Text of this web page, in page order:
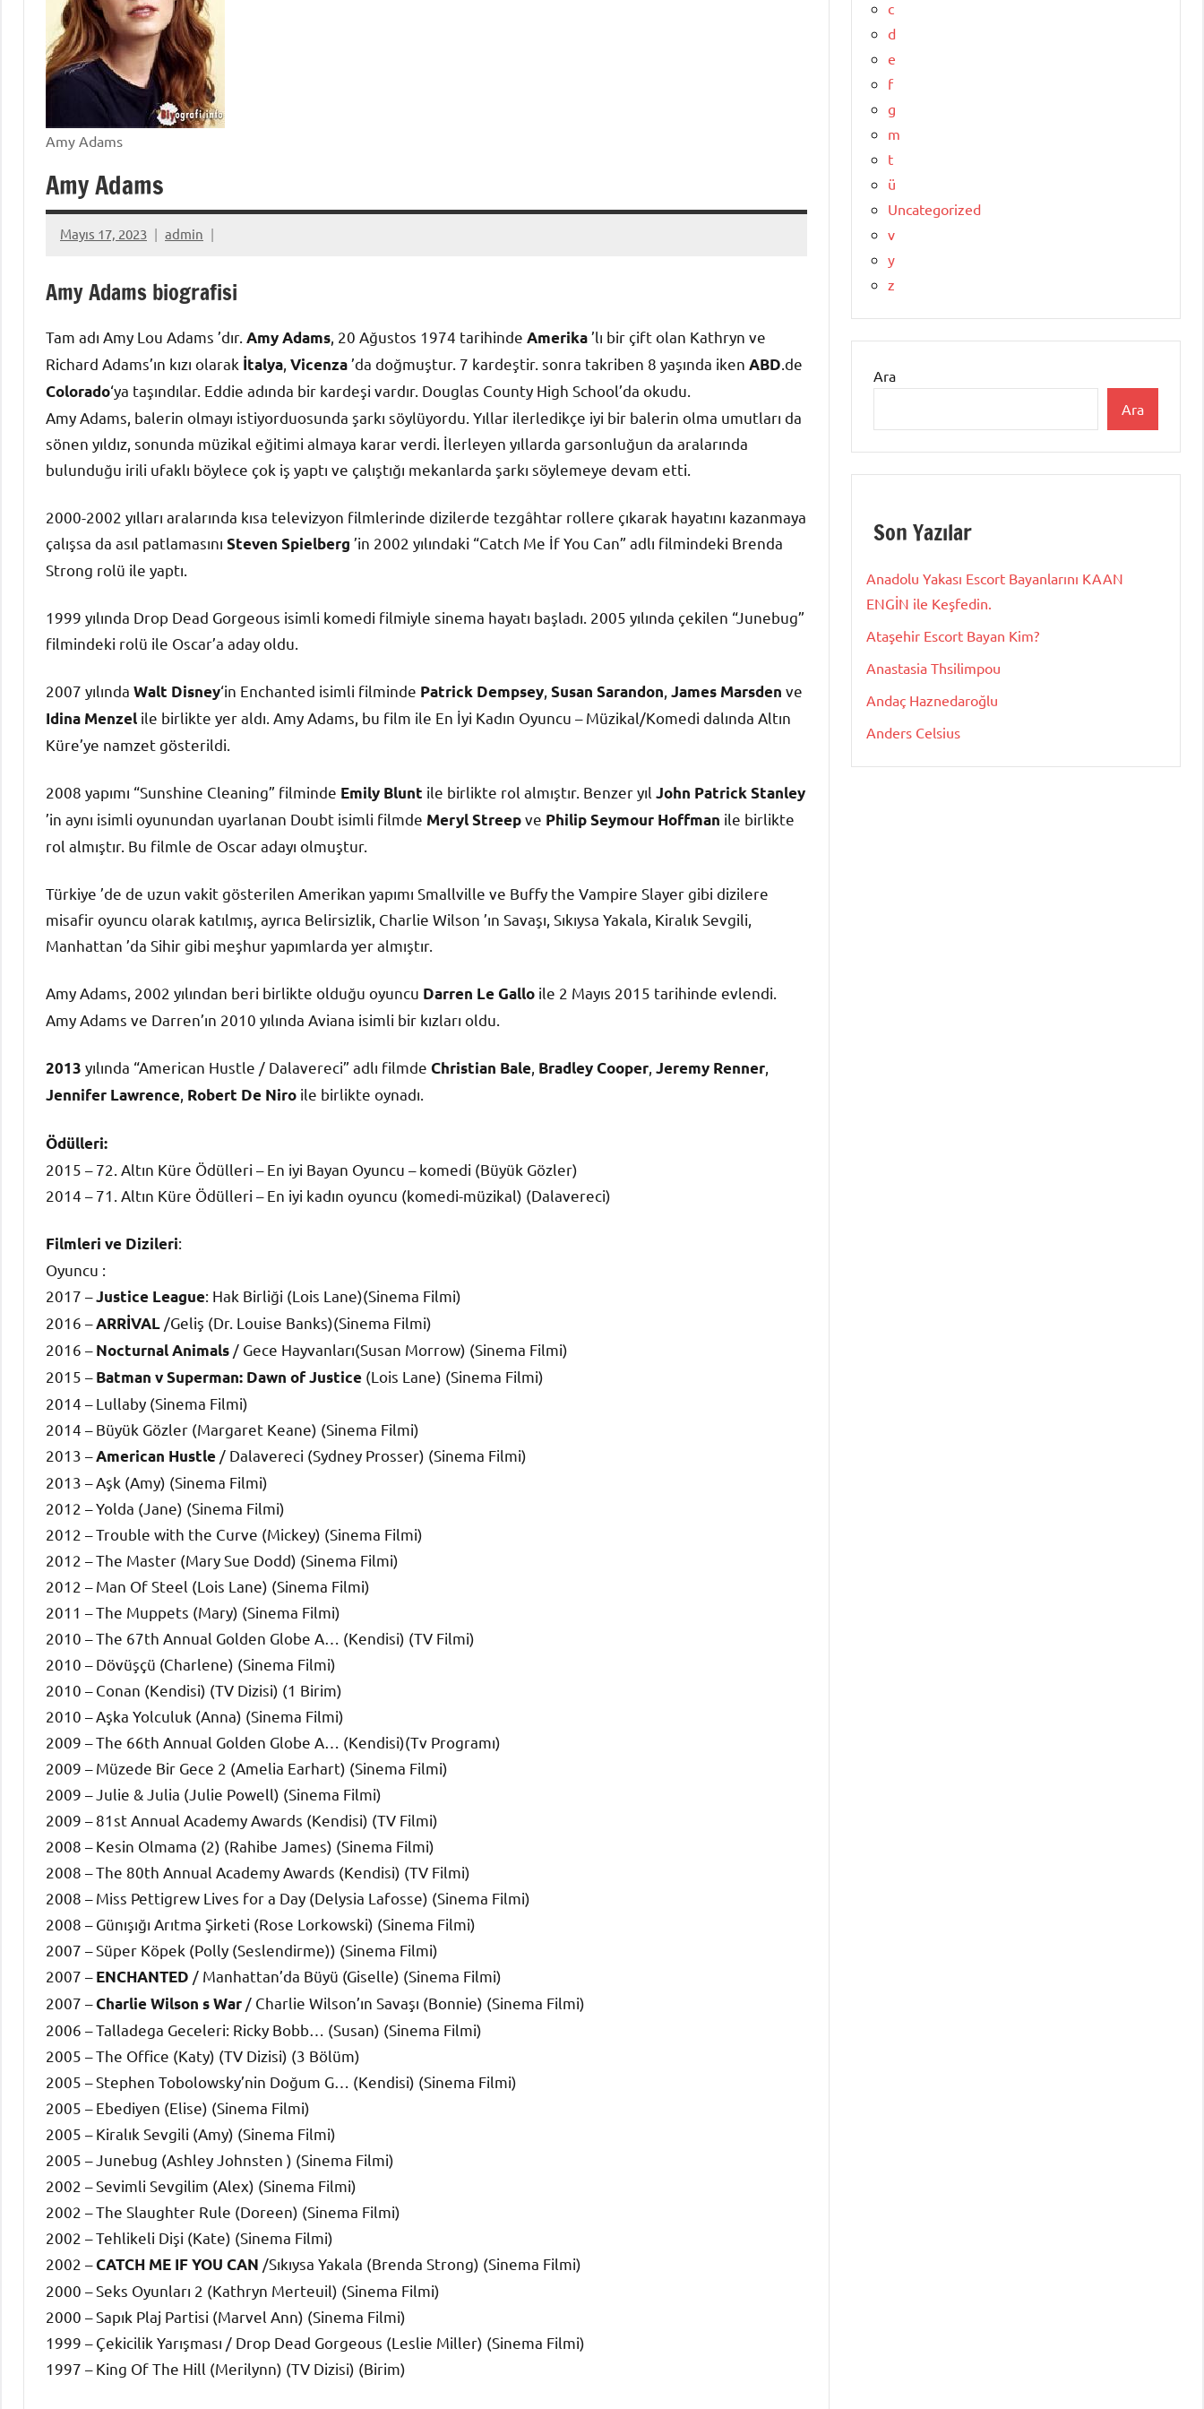
Amy Adams
Amy Adams
Mayıs 17, 2023 admin
Amy Adams biografisi
Tam adı Amy Lou Adams ’dır. Amy Adams , 20 Ağustos 1974 tarihinde Amerika’lı bir çift olan Kathryn ve
Richard Adams’ın kızı olarak İtalya Vicenza’da doğmuştur. 7 kardeştir. sonra takriben 8 yaşında iken ABD .de
Colorado‘ya taşındılar. Eddie adında bir kardeşi vardır. Douglas County High School’da okudu.
Amy Adams, balerin olmayı istiyorduosunda şarkı söylüyordu. Yıllar ilerledikçe iyi bir balerin olma umutları da
sönen yıldız, sonunda müzikal eğitimi almaya karar verdi. İlerleyen yıllarda garsonluğun da aralarında
bulunduğu irili ufaklı böylece çok iş yaptı ve çalıştığı mekanlarda şarkı söylemeye devam etti.
2000-2002 yılları aralarında kısa televizyon filmlerinde dizilerde tezgâhtar rollere çıkarak hayatını kazanmaya
çalışsa da asıl patlamasını Steven Spielberg ’in 2002 yılındaki “Catch Me İf You Can” adlı filmindeki Brenda
Strong rolü ile yaptı.
1999 yılında Drop Dead Gorgeous isimli komedi filmiyle sinema hayatı başladı. 2005 yılında çekilen “Junebug”
filmindeki rolü ile Oscar’a aday oldu.
2007 yılında Walt Disney‘in Enchanted isimli filminde Patrick Dempsey Susan Sarandon James Marsden ve
Idina Menzel ile birlikte yer aldı. Amy Adams, bu film ile En İyi Kadın Oyuncu – Müzikal/Komedi dalında Altın
Küre’ye namzet gösterildi.
2008 yapımı “Sunshine Cleaning” filminde Emily Blunt ile birlikte rol almıştır. Benzer yıl John Patrick Stanley
’in aynı isimli oyunundan uyarlanan Doubt isimli filmde Meryl Streepve Philip Seymour Hoffman ile birlikte
rol almıştır. Bu filmle de Oscar adayı olmuştur.
Türkiye ’de de uzun vakit gösterilen Amerikan yapımı Smallville ve Buffy the Vampire Slayer gibi dizilere
misafir oyuncu olarak katılmış, ayrıca Belirsizlik, Charlie Wilson ’ın Savaşı, Sıkıysa Yakala, Kiralık Sevgili,
Manhattan ’da Sihir gibi meşhur yapımlarda yer almıştır.
Amy Adams, 2002 yılından beri birlikte olduğu oyuncu Darren Le Gallo ile 2 Mayıs 2015 tarihinde evlendi.
Amy Adams ve Darren’ın 2010 yılında Aviana isimli bir kızları oldu.
2013 yılında “American Hustle / Dalavereci” adlı filmde Christian Bale Bradley Cooper Jeremy Renner
Jennifer Lawrence Robert De Niro ile birlikte oynadı.
Ödülleri:
2015 – 72. Altın Küre Ödülleri – En iyi Bayan Oyuncu – komedi (Büyük Gözler)
2014 – 71. Altın Küre Ödülleri – En iyi kadın oyuncu (komedi-müzikal) (Dalavereci)
Filmleri ve Dizileri:
Oyuncu :
2017 –Justice League: Hak Birliği (Lois Lane)(Sinema Filmi)
2016 –ARRİVAL /Geliş (Dr. Louise Banks)(Sinema Filmi)
2016 –Nocturnal Animals / Gece Hayvanları(Susan Morrow) (Sinema Filmi)
2015 –Batman v Superman: Dawn of Justice (Lois Lane) (Sinema Filmi)
2014 – Lullaby (Sinema Filmi)
2014 – Büyük Gözler (Margaret Keane) (Sinema Filmi)
2013 –American Hustle / Dalavereci (Sydney Prosser) (Sinema Filmi)
2013 – Aşk (Amy) (Sinema Filmi)
2012 – Yolda (Jane) (Sinema Filmi)
2012 – Trouble with the Curve (Mickey) (Sinema Filmi)
2012 – The Master (Mary Sue Dodd) (Sinema Filmi)
2012 – Man Of Steel (Lois Lane) (Sinema Filmi)
2011 – The Muppets (Mary) (Sinema Filmi)
2010 – The 67th Annual Golden Globe A… (Kendisi) (TV Filmi)
2010 – Dövüşçü (Charlene) (Sinema Filmi)
2010 – Conan (Kendisi) (TV Dizisi) (1 Birim)
2010 – Aşka Yolculuk (Anna) (Sinema Filmi)
2009 – The 66th Annual Golden Globe A… (Kendisi)(Tv Programı)
2009 – Müzede Bir Gece 2 (Amelia Earhart) (Sinema Filmi)
2009 – Julie & Julia (Julie Powell) (Sinema Filmi)
2009 – 81st Annual Academy Awards (Kendisi) (TV Filmi)
2008 – Kesin Olmama (2) (Rahibe James) (Sinema Filmi)
2008 – The 80th Annual Academy Awards (Kendisi) (TV Filmi)
2008 – Miss Pettigrew Lives for a Day (Delysia Lafosse) (Sinema Filmi)
2008 – Günışığı Arıtma Şirketi (Rose Lorkowski) (Sinema Filmi)
2007 – Süper Köpek (Polly (Seslendirme)) (Sinema Filmi)
2007 –ENCHANTED / Manhattan’da Büyü (Giselle) (Sinema Filmi)
2007 –Charlie Wilson s War / Charlie Wilson’ın Savaşı (Bonnie) (Sinema Filmi)
2006 – Talladega Geceleri: Ricky Bobb… (Susan) (Sinema Filmi)
2005 – The Office (Katy) (TV Dizisi) (3 Bölüm)
2005 – Stephen Tobolowsky’nin Doğum G… (Kendisi) (Sinema Filmi)
2005 – Ebediyen (Elise) (Sinema Filmi)
2005 – Kiralık Sevgili (Amy) (Sinema Filmi)
2005 – Junebug (Ashley Johnsten ) (Sinema Filmi)
2002 – Sevimli Sevgilim (Alex) (Sinema Filmi)
2002 – The Slaughter Rule (Doreen) (Sinema Filmi)
2002 – Tehlikeli Dişi (Kate) (Sinema Filmi)
2002 –CATCH ME IF YOU CAN /Sıkıysa Yakala (Brenda Strong) (Sinema Filmi)
2000 – Seks Oyunları 2 (Kathryn Merteuil) (Sinema Filmi)
2000 – Sapık Plaj Partisi (Marvel Ann) (Sinema Filmi)
1999 – Çekicilik Yarışması / Drop Dead Gorgeous (Leslie Miller) (Sinema Filmi)
1997 – King Of The Hill (Merilynn) (TV Dizisi) (Birim)
c
d
e
f
g
m
t
ü
Uncategorized
v
y
z
Ara
Ara
Son Yazılar
Anadolu Yakası Escort Bayanlarını KAAN
ENGİN ile Keşfedin.
Ataşehir Escort Bayan Kim?
Anastasia Thsilimpou
Andaç Haznedaroğlu
Anders Celsius